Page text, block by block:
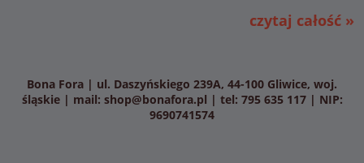
czytaj całość »
Bona Fora | ul. Daszyńskiego 239A, 44-100 Gliwice, woj.
śląskie | mail: shop@bonafora.pl | tel: 795 635 117 | NIP:
9690741574